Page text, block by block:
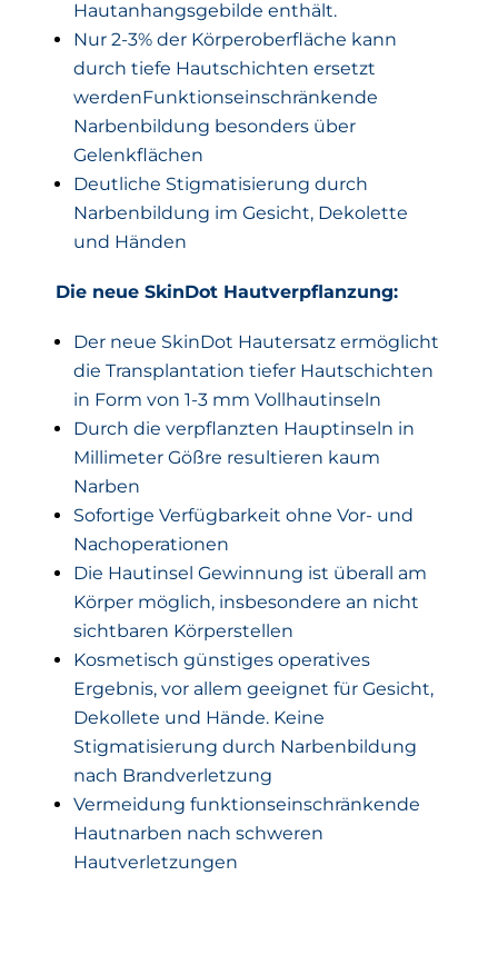
Hautanhangsgebilde enthält.
Nur 2-3% der Körperoberfläche kann
durch tiefe Hautschichten ersetzt
werdenFunktionseinschränkende
Narbenbildung besonders über
Gelenkflächen
Deutliche Stigmatisierung durch
Narbenbildung im Gesicht, Dekolette
und Händen
Die neue SkinDot Hautverpflanzung:
Der neue SkinDot Hautersatz ermöglicht
die Transplantation tiefer Hautschichten
in Form von 1-3 mm Vollhautinseln
Durch die verpflanzten Hauptinseln in
Millimeter Gößre resultieren kaum
Narben
Sofortige Verfügbarkeit ohne Vor- und
Nachoperationen
Die Hautinsel Gewinnung ist überall am
Körper möglich, insbesondere an nicht
sichtbaren Körperstellen
Kosmetisch günstiges operatives
Ergebnis, vor allem geeignet für Gesicht,
Dekollete und Hände. Keine
Stigmatisierung durch Narbenbildung
nach Brandverletzung
Vermeidung funktionseinschränkende
Hautnarben nach schweren
Hautverletzungen